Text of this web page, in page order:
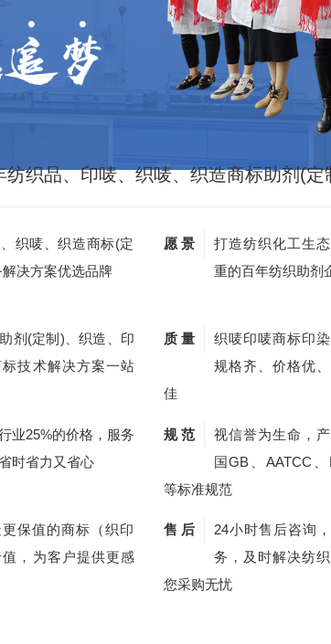
纺织品、印唛、织唛、织造商标助剂(
织唛、织造商标(定
决方案优选品牌
愿 景
打造纺织化工生
重的百年纺织助剂
剂(定制)、织造、印
技术解决方案一站
质 量
织唛印唛商标印染
规格齐、价格优
佳
业25%的价格，服务
时省力又省心
规 范
视信誉为生命，
国GB、AATCC
等标准规范
保值的商标（织印
，为客户提供更感
售 后
24小时售后咨询
务，及时解决纺
您采购无忧